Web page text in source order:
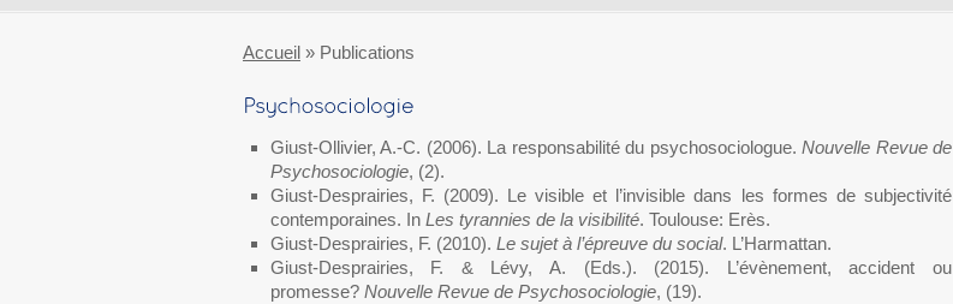
Accueil » Publications
Giust-Ollivier, A.-C. (2006). La responsabilité du psychosociologue. Nouvelle Revue de
Psychosociologie, (2).
Giust-Desprairies, F. (2009). Le visible et l’invisible dans les formes de subjectivité
contemporaines. In Les tyrannies de la visibilité. Toulouse: Erès.
Giust-Desprairies, F. (2010). Le sujet à l’épreuve du social. L’Harmattan.
Giust-Desprairies, F. & Lévy, A. (Eds.). (2015). L’évènement, accident ou
promesse? Nouvelle Revue de Psychosociologie, (19).